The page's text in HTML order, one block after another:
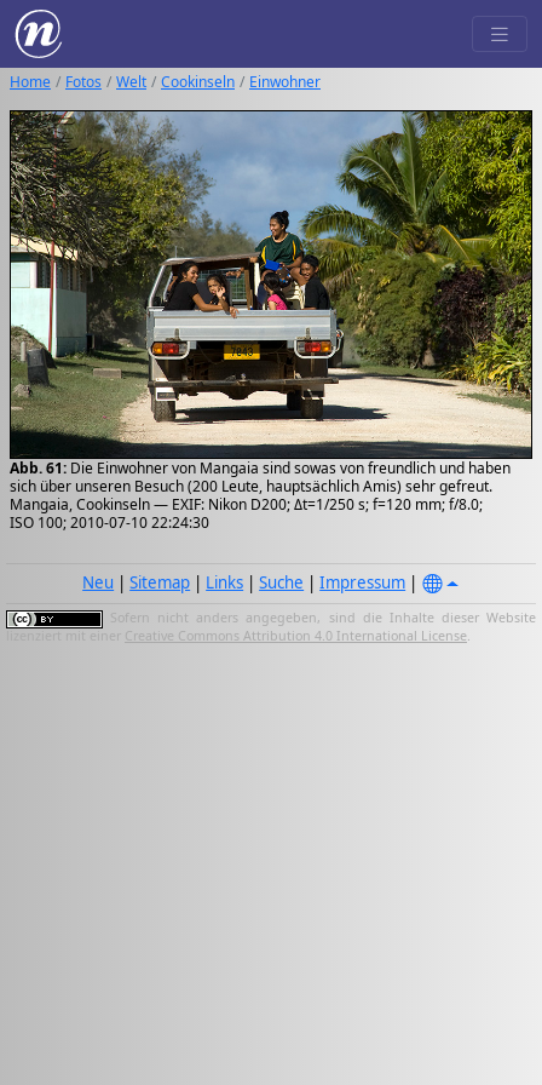
Home Fotos Welt Cookinseln Einwohner
Abb. 61: Die Einwohner von Mangaia sind sowas von freundlich und haben
sich über unseren Besuch (200 Leute, hauptsächlich Amis) sehr gefreut.
Mangaia, Cookinseln — EXIF: Nikon D200; Δt=1/250 s; f=120 mm; f/8.0;
ISO 100; 2010-07-10 22:24:30
Neu |Sitemap | Links |Suche |Impressum |
Sofern nicht anders angegeben, sind die Inhalte dieser Website
lizenziert mit einer Creative Commons Attribution 4.0 International License.